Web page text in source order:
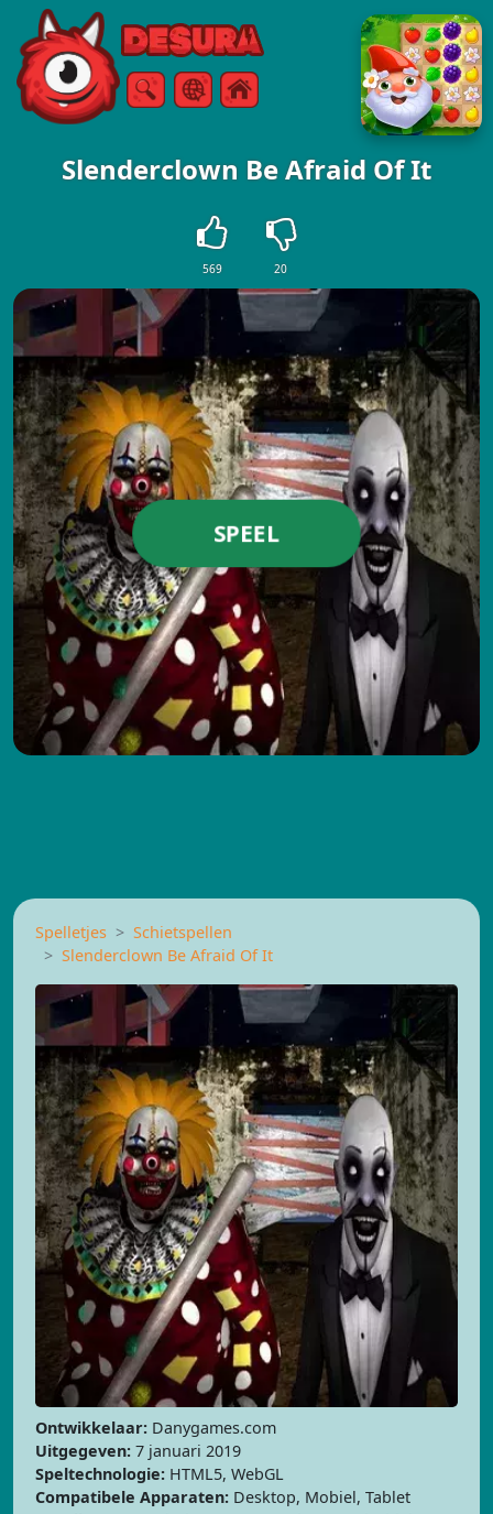
Free Online Games
ZoekenMenu
Slenderclown Be Afraid Of It
569 20
SPEEL
Spelletjes
Schietspellen
Slenderclown Be Afraid Of It
Ontwikkelaar: Danygames.com
Uitgegeven: 7 januari 2019
Speltechnologie: HTML5, WebGL
Compatibele Apparaten: Desktop, Mobiel, Tablet